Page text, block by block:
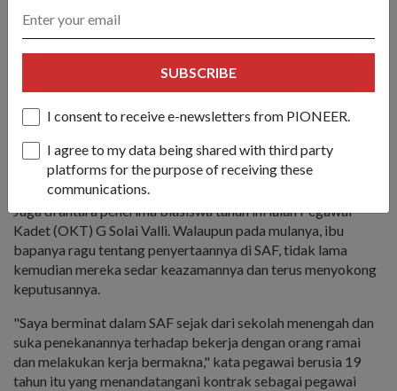
SUBSCRIBE
I consent to receive e-newsletters from PIONEER.
I agree to my data being shared with third party
platforms for the purpose of receiving these
communications.
Dr Ng menyampaikan anugerah Biasiswa SAF kepada OCT
Solai, salah seorang daripada enam penerima Biasiswa SAF
tahun ini.
Menuntut perkara yang baik
Juga di antara penerima biasiswa tahun ini ialah Pegawai
Kadet (OKT) G Solai Valli. Walaupun pada mulanya, ibu
bapanya ragu tentang penyertaannya di SAF, tidak lama
kemudian mereka sedar keazamannya dan terus menyokong
keputusannya.
"Saya berminat dalam SAF sejak dari sekolah menengah dan
suka penekanannya terhadap bekerja dengan orang ramai
dan melakukan kerja bermakna," kata pegawai berusia 19
tahun itu yang menandatangani kontrak sebagai pegawai